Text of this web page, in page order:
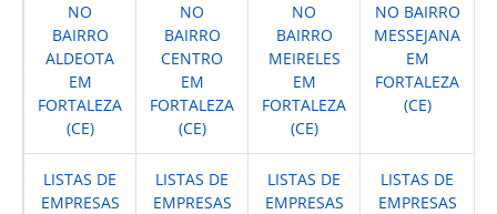
NO
BAIRRO
ALDEOTA
EM
FORTALEZA
(CE)
NO
BAIRRO
CENTRO
EM
FORTALEZA
(CE)
NO
BAIRRO
MEIRELES
EM
FORTALEZA
(CE)
NO BAIRRO
MESSEJANA
EM
FORTALEZA
(CE)
LISTAS DE
EMPRESAS
LISTAS DE
EMPRESAS
LISTAS DE
EMPRESAS
LISTAS DE
EMPRESAS